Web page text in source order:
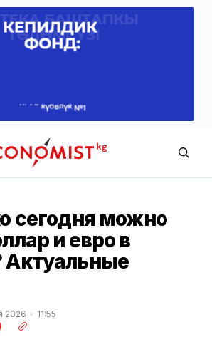
сегодня можно
и евро в
Актуальные
2026 11:55